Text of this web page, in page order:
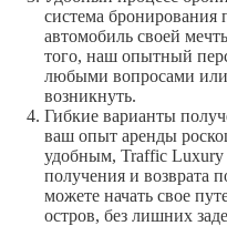
система бронирования
автомобиль своей
того, наш опытный
любыми вопросами или
возникнуть.
Гибкие варианты
ваш опыт аренды
удобным, Traffic Luxury
получения и возврата
можете начать свое
остров, без лишних